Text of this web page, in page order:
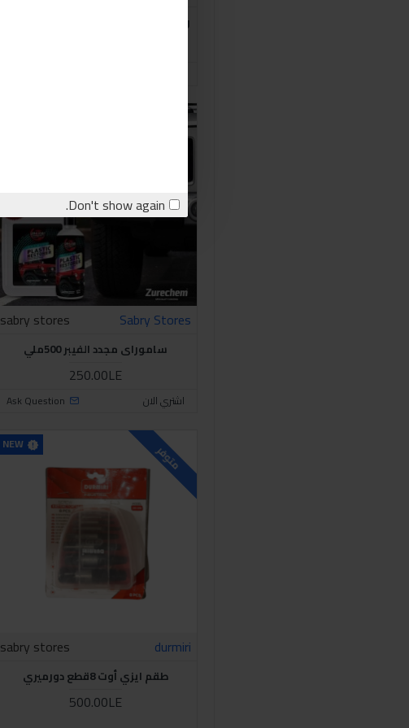
Don't show again.
رينول نانو حماية ماتور السيارة 300مل
Sabry Stores
sabry stores
ساموراى مجدد الفيبر 500ملي
250.00LE
اشتري الان Ask Question
NEW متوفر
durmiri
sabry stores
طقم ايزي أوت 8قطع دورميري
500.00LE